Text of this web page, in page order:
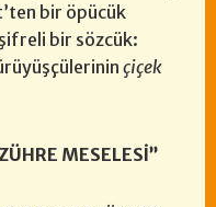
bir öpücük
bir sözcük:
çiçek
MESELESİ”